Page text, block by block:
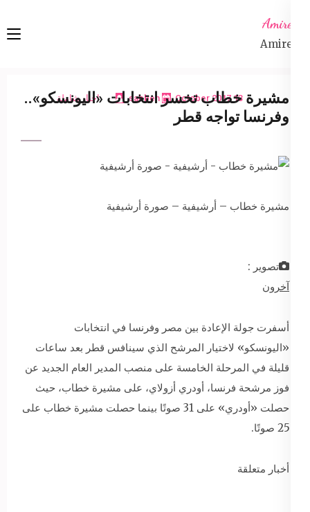
content
Amireta
Amireta
13 October 2017
sabbeh اخبار شاملة
مشيرة خطاب تخسر انتخابات «اليونسكو»..
وفرنسا تواجه قطر
مشيرة خطاب – أرشيفية – صورة أرشيفية
تصوير :
آخرون
أسفرت جولة الإعادة بين مصر وفرنسا في انتخابات
«اليونسكو» لاختيار المرشح الذي سينافس قطر بعد ساعات
قليلة في المرحلة الخامسة على منصب المدير العام الجديد عن
فوز مرشحة فرنسا، أودري أزولاي، على مشيرة خطاب، حيث
حصلت «أودري» على 31 صوتًا بينما حصلت مشيرة خطاب على
25 صوتًا.
أخبار متعلقة